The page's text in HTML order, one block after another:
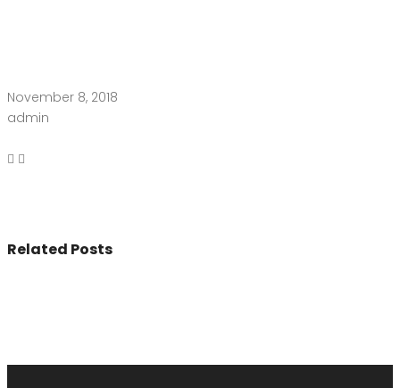
November 8, 2018
admin
Related Posts